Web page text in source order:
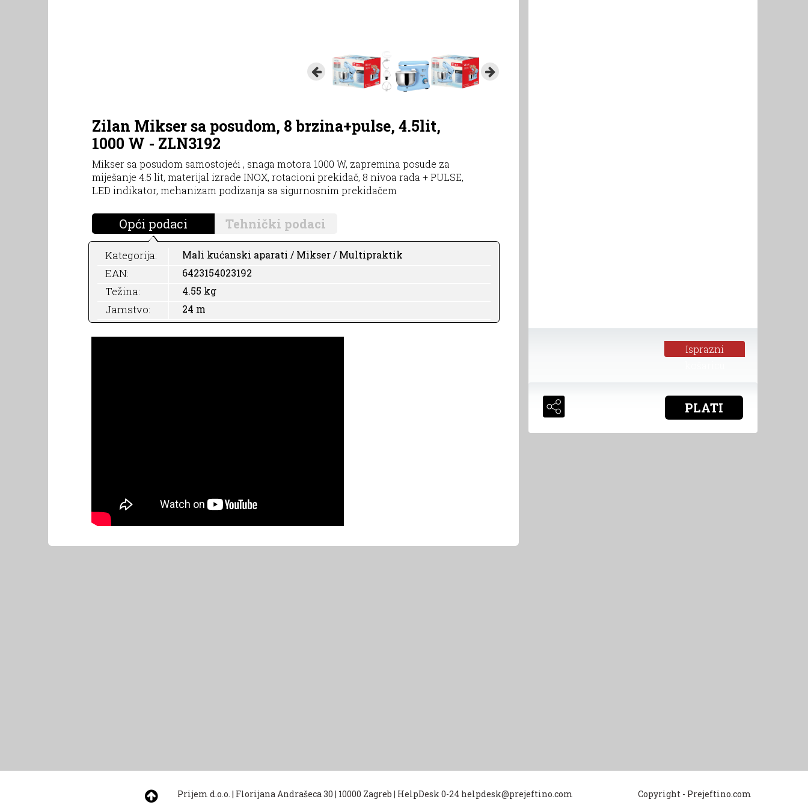
Zilan Mikser sa posudom, 8 brzina+pulse, 4.5lit,
1000 W - ZLN3192
Mikser sa posudom samostojeći , snaga motora 1000 W, zapremina posude za
miješanje 4.5 lit, materijal izrade INOX, rotacioni prekidač, 8 nivoa rada + PULSE,
LED indikator, mehanizam podizanja sa sigurnosnim prekidačem
Opći podaci Tehnički podaci
Kategorija: Mali kućanski aparati / Mikser / Multipraktik
EAN: 6423154023192
Težina: 4.55 kg
Jamstvo: 24 m
Isprazni
PLATI
Prijem d.o.o. | Florijana Andrašeca 30 | 10000 Zagreb | HelpDesk 0-24 helpdesk@prejeftino.com Copyright - Prejeftino.com